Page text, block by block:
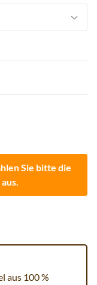
Sie bitte die
aus 100 %